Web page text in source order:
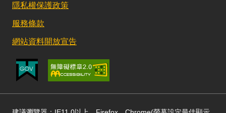
隱私權保護政策
服務條款
網站資料開放宣告